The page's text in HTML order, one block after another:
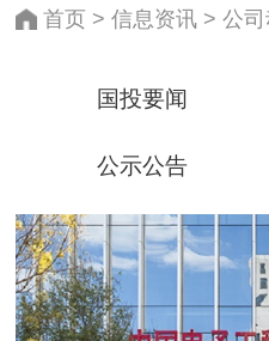
首页 > 信息资讯> 公
国投要闻
公示公告